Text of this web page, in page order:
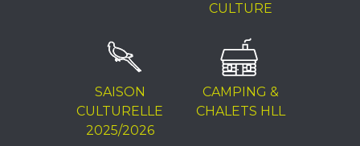
CULTURE
SAISON
CULTURELLE
2025/2026
CAMPING &
CHALETS HLL